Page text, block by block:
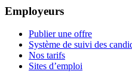
Employeurs
Publier une offre
Système de suivi des
Nos tarifs
Sites d’emploi